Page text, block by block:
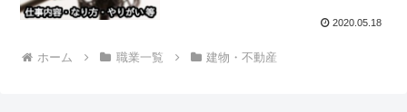
2020.05.18
ホーム 職業一覧 建物・不動産